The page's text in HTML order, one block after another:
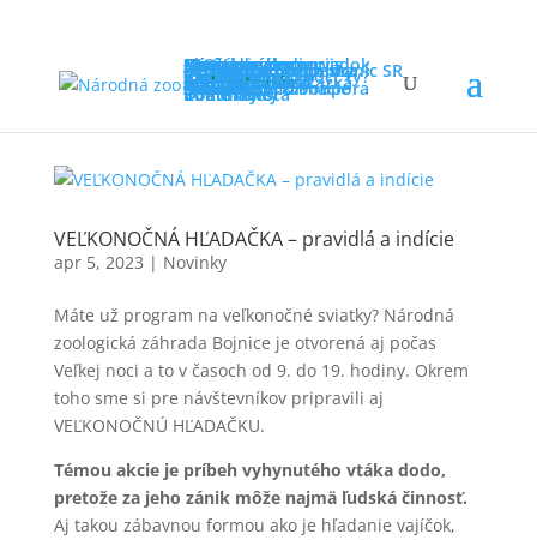
Ideme do zoo
Otváracie hodiny
Návštevnícky poriadok
Novinky
FAQ
Cenník
Návštevnícky servis
Program v zoo
Cesta do zoo
Mapa zoo
Straty a nálezy
Ochrana prírody
Záchranné programy
Rehabilitačná stanica
Sieť záchranných staníc SR
Iné aktivity
Projekty v zoo
Výskum
Kampane
Ako môžeš pomôcť ty?
Vzdelávanie
Pre školy
Pre tábory
Pre verejnosť
Zoo online
Súťaže
Zoo mimo areál
Podporte nás
Darčeková poukážka
Adopcia zvierat
Permanentka
Partneri
Dobrovoľníctvo
Sponzoring & Podpora
Zvieratá
O nás
Náš príbeh
Základné informácie
Členstvá
Press zóna
Dokumenty
Voľné miesta
Informácie
Kontakty
VEĽKONOČNÁ HĽADAČKA – pravidlá a indície
apr 5, 2023 | Novinky
Máte už program na veľkonočné sviatky? Národná
zoologická záhrada Bojnice je otvorená aj počas
Veľkej noci a to v časoch od 9. do 19. hodiny. Okrem
toho sme si pre návštevníkov pripravili aj
VEĽKONOČNÚ HĽADAČKU.
Témou akcie je príbeh vyhynutého vtáka dodo,
pretože za jeho zánik môže najmä ľudská činnosť.
Aj takou zábavnou formou ako je hľadanie vajíčok,